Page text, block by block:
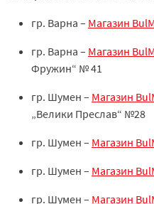
гр. Варна – Магазин
гр. Варна – Магазин
Фружин“ № 41
гр. Шумен – Магазин
„Велики Преслав“ №28
гр. Шумен – Магазин
гр. Шумен – Магазин
гр. Шумен – Магазин